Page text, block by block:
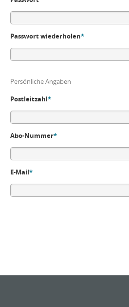
Passwort wiederholen*
Persönliche Angaben
Postleitzahl*
Abo-Nummer*
E-Mail*